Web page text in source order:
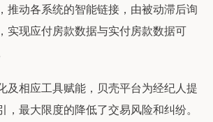
推动各系统的智能链接，由被动滞后询
实现应付房款数据与实付房款数据可
及相应工具赋能，贝壳平台为经纪人提
，最大限度的降低了交易风险和纠纷。